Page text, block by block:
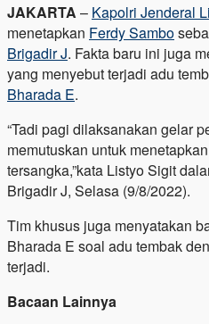
JAKARTA – Kapolri Jenderal
menetapkan Ferdy Sambo
Brigadir J. Fakta baru ini juga
yang menyebut terjadi adu
Bharada E.
“Tadi pagi dilaksanakan gelar
memutuskan untuk
tersangka,”kata Listyo Sigit
Brigadir J, Selasa (9/8/2022).
Tim khusus juga menyatakan
Bharada E soal adu tembak
terjadi.
Bacaan Lainnya